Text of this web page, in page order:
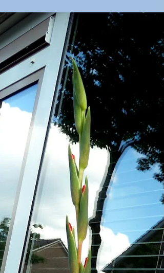
25 sept 2012
2 min de lectura
"Kangaroo Paw"
La secuencia ha sido la siguiente:
Cuando llegamos a la casa, en
del año pasado, el jardín era una selva
sin mucha vida. Normal...